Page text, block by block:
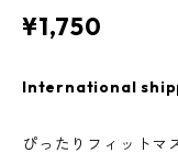
¥1,750
International
ぴったりフィットマ